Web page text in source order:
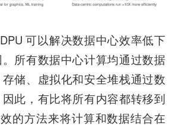
可以解决数据中心效率低下
所有数据中心计算均通过数据
储、虚拟化和安全堆栈通过数
此，有比将所有内容都转移到
的方法来将计算和数据结合在